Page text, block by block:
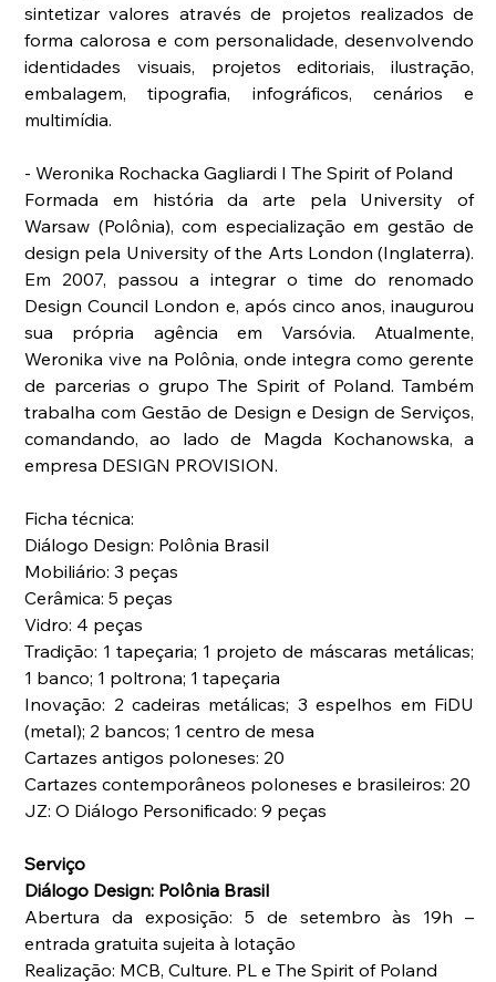
sintetizar valores através de projetos realizados de
forma calorosa e com personalidade, desenvolvendo
identidades visuais, projetos editoriais, ilustração,
embalagem, tipografia, infográficos, cenários e
multimídia.
- Weronika Rochacka Gagliardi I The Spirit of Poland
Formada em história da arte pela University of
Warsaw (Polônia), com especialização em gestão de
design pela University of the Arts London (Inglaterra).
Em 2007, passou a integrar o time do renomado
Design Council London e, após cinco anos, inaugurou
sua própria agência em Varsóvia. Atualmente,
Weronika vive na Polônia, onde integra como gerente
de parcerias o grupo The Spirit of Poland. Também
trabalha com Gestão de Design e Design de Serviços,
comandando, ao lado de Magda Kochanowska, a
empresa DESIGN PROVISION.
Ficha técnica:
Diálogo Design: Polônia Brasil
Mobiliário: 3 peças
Cerâmica: 5 peças
Vidro: 4 peças
Tradição: 1 tapeçaria; 1 projeto de máscaras metálicas;
1 banco; 1 poltrona; 1 tapeçaria
Inovação: 2 cadeiras metálicas; 3 espelhos em FiDU
(metal); 2 bancos; 1 centro de mesa
Cartazes antigos poloneses: 20
Cartazes contemporâneos poloneses e brasileiros: 20
JZ: O Diálogo Personificado: 9 peças
Serviço
Diálogo Design: Polônia Brasil
Abertura da exposição: 5 de setembro às 19h –
entrada gratuita sujeita à lotação
Realização: MCB, Culture. PL e The Spirit of Poland